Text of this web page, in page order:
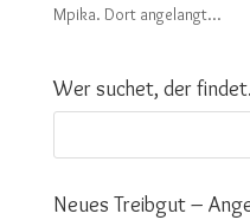
Mpika. Dort angelangt...
Wer suchet, der findet.
Neues Treibgut –